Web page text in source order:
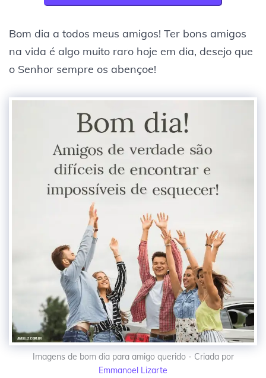
Bom dia a todos meus amigos! Ter bons amigos
na vida é algo muito raro hoje em dia, desejo que
o Senhor sempre os abençoe!
Imagens de bom dia para amigo querido - Criada por
Emmanoel Lizarte